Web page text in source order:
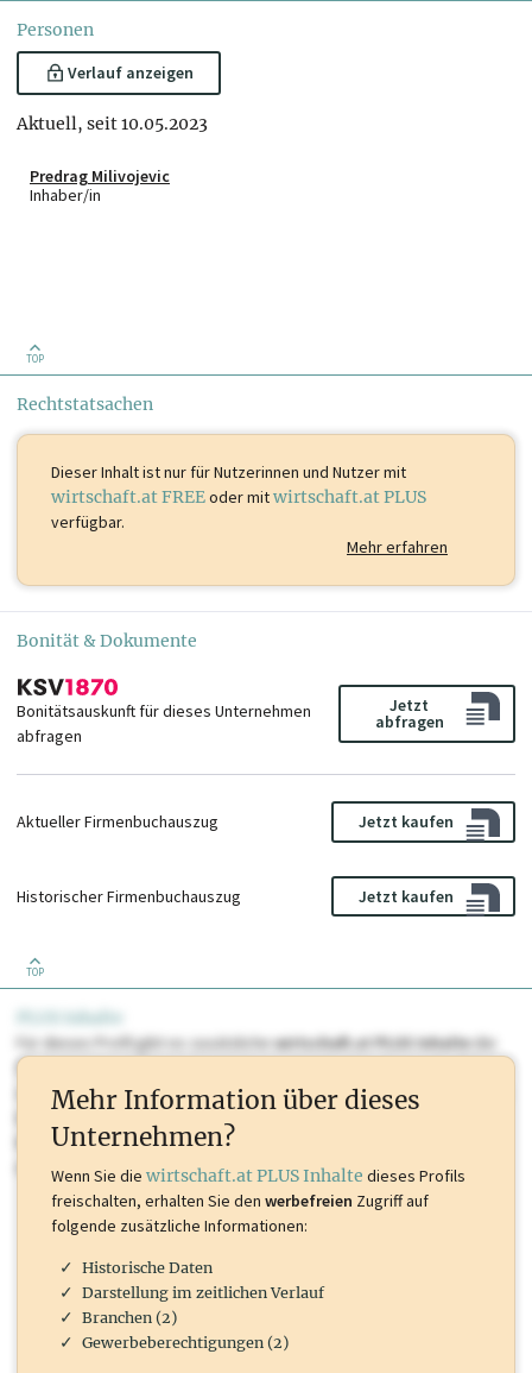
Personen
Verlauf anzeigen
Aktuell, seit 10.05.2023
Predrag Milivojevic
Inhaber/in
TOP
Rechtstatsachen
Dieser Inhalt istnur für Nutzerinnen und Nutzer mit
wirtschaft.at FREEoder mitwirtschaft.at PLUS
verfügbar.
Mehr erfahren
Bonität & Dokumente
Bonitätsauskunft für dieses Unternehmen
abfragen
Jetzt
abfragen
Aktueller Firmenbuchauszug Jetzt kaufen
Historischer Firmenbuchauszug Jetzt kaufen
TOP
Für dieses Profil gibt es zusätzlichewirtschaft.at PLUS Inhaltedie
Sie momentan nicht einsehen können. Schalten Sie dieses Profil frei
oder loggen Sie sich ein um diese Inhalte zu sehen. wirtschaft.at PLUS
Marken, Patente, Rechtstatsachen, OTS-Aussendungen, und viele
mehr.
Mehr Information über dieses
Unternehmen?
Wenn Sie die wirtschaft.at PLUS Inhalte dieses Profils
freischalten, erhalten Sie den werbefreien Zugriff auf
folgende zusätzliche Informationen:
Historische Daten
Darstellung im zeitlichen Verlauf
Branchen (2)
Gewerbeberechtigungen (2)